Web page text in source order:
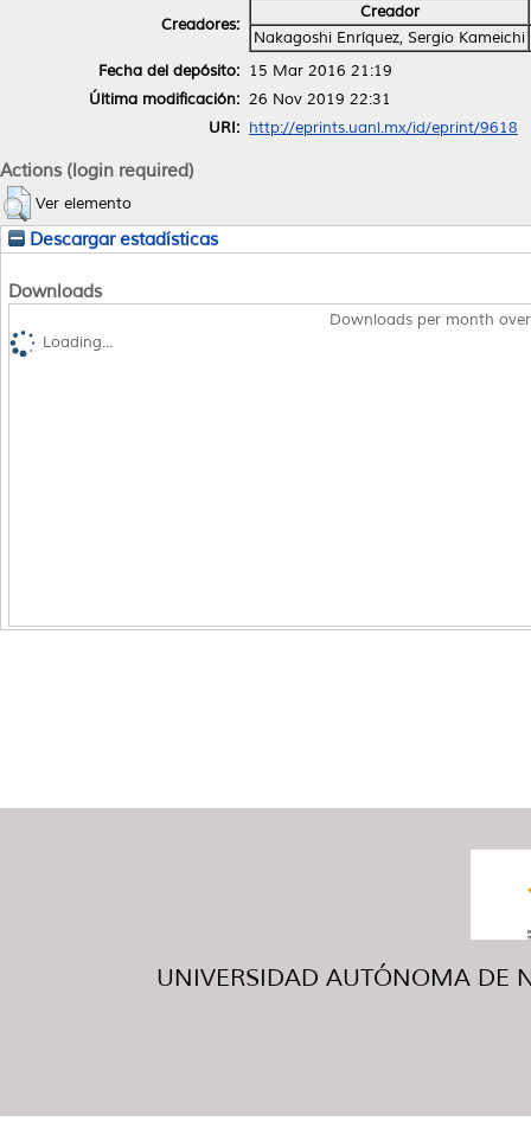
Creadores:
Creador
Nakagoshi Enríquez, Sergio Kameichi
Fecha del depósito: 15 Mar 2016 21:19
Última modificación: 26 Nov 2019 22:31
URI: http://eprints.uanl.mx/id/eprint/9618
Actions (login required)
Ver elemento
Descargar estadísticas
Downloads
Downloads per month
Loading...
UNIVERSIDAD AUTÓNOMA DE